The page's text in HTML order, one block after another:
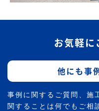
お気軽に
他にも事
事例に関するご質問、施
関することは何でもご相